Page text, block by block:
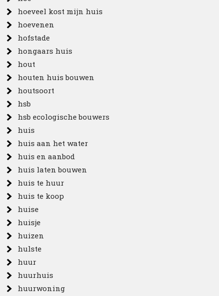
hoeveel kost mijn huis
hoevenen
hofstade
hongaars huis
hout
houten huis bouwen
houtsoort
hsb
hsb ecologische bouwers
huis
huis aan het water
huis en aanbod
huis laten bouwen
huis te huur
huis te koop
huise
huisje
huizen
hulste
huur
huurhuis
huurwoning